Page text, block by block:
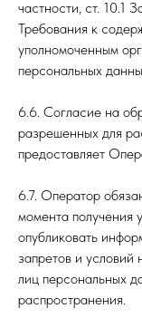
частности, ст. 10.1
Требования к
уполномоченным
персональных
6.6. Согласие на
разрешенных для
предоставляет
6.7. Оператор
момента получения
опубликовать
запретов и
лиц персональных
распространения.